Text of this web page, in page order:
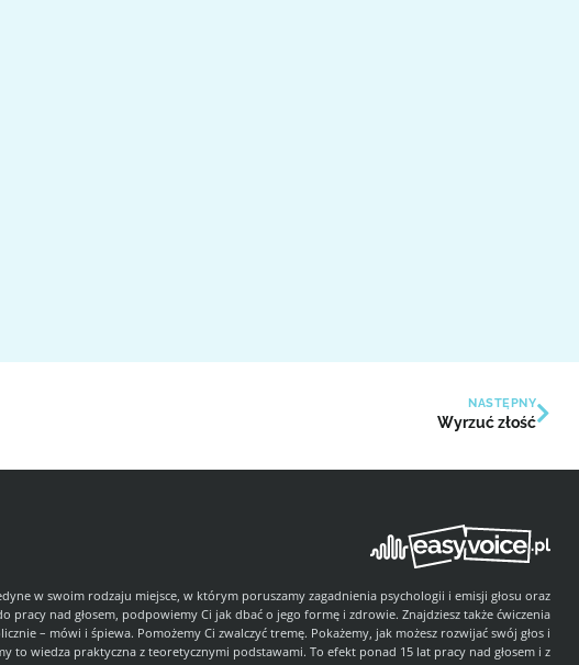
NASTĘPNY
Wyrzuć złość
w swoim rodzaju miejsce, w którym poruszamy zagadnienia psychologii i emisji głosu oraz
pracy nad głosem, podpowiemy Ci jak dbać o jego formę i zdrowie. Znajdziesz także ćwiczenia
– mówi i śpiewa. Pomożemy Ci zwalczyć tremę. Pokażemy, jak możesz rozwijać swój głos i
to wiedza praktyczna z teoretycznymi podstawami. To efekt ponad 15 lat pracy nad głosem i z